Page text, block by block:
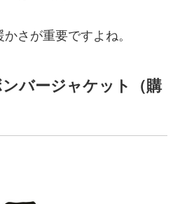
さが重要ですよね。
バージャケット（購